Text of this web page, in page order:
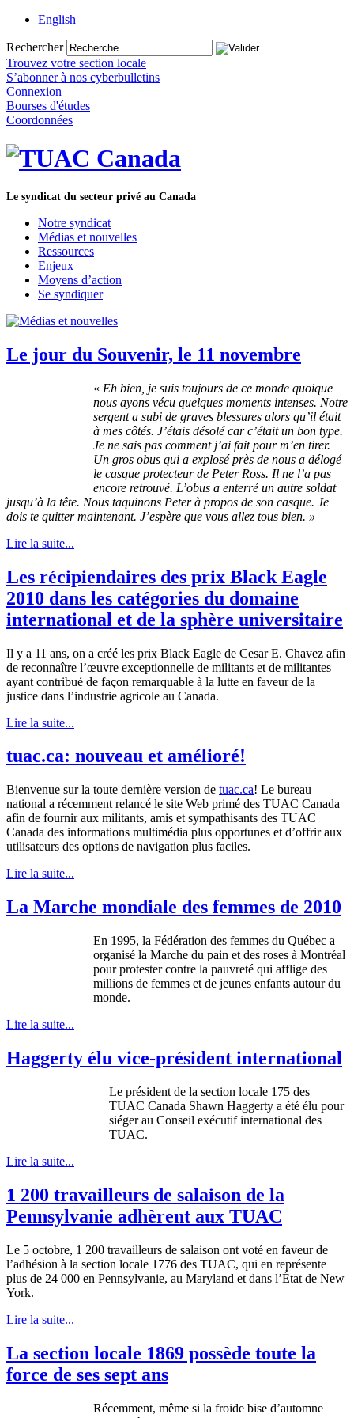
English
Rechercher
Trouvez votre section locale
S’abonner à nos cyberbulletins
Connexion
Bourses d'études
Coordonnées
Le syndicat du secteur privé au Canada
Notre syndicat
Médias et nouvelles
Ressources
Enjeux
Moyens d’action
Se syndiquer
Le jour du Souvenir, le 11 novembre
« Eh bien, je suis toujours de ce monde quoique
nous ayons vécu quelques moments intenses. Notre
sergent a subi de graves blessures alors qu’il était
à mes côtés. J’étais désolé car c’était un bon type.
Je ne sais pas comment j’ai fait pour m’en tirer.
Un gros obus qui a explosé près de nous a délogé
le casque protecteur de Peter Ross. Il ne l’a pas
encore retrouvé. L’obus a enterré un autre soldat
jusqu’à la tête. Nous taquinons Peter à propos de son casque. Je
dois te quitter maintenant. J’espère que vous allez tous bien. »
Lire la suite...
Les récipiendaires des prix Black Eagle
2010 dans les catégories du domaine
international et de la sphère universitaire
Il y a 11 ans, on a créé les prix Black Eagle de Cesar E. Chavez afin
de reconnaître l’œuvre exceptionnelle de militants et de militantes
ayant contribué de façon remarquable à la lutte en faveur de la
justice dans l’industrie agricole au Canada.
Lire la suite...
tuac.ca: nouveau et amélioré!
Bienvenue sur la toute dernière version de tuac.ca! Le bureau
national a récemment relancé le site Web primé des TUAC Canada
afin de fournir aux militants, amis et sympathisants des TUAC
Canada des informations multimédia plus opportunes et d’offrir aux
utilisateurs des options de navigation plus faciles.
Lire la suite...
La Marche mondiale des femmes de 2010
En 1995, la Fédération des femmes du Québec a
organisé la Marche du pain et des roses à Montréal
pour protester contre la pauvreté qui afflige des
millions de femmes et de jeunes enfants autour du
monde.
Lire la suite...
Haggerty élu vice-président international
Le président de la section locale 175 des
TUAC Canada Shawn Haggerty a été élu pour
siéger au Conseil exécutif international des
TUAC.
Lire la suite...
1 200 travailleurs de salaison de la
Pennsylvanie adhèrent aux TUAC
Le 5 octobre, 1 200 travailleurs de salaison ont voté en faveur de
l’adhésion à la section locale 1776 des TUAC, qui en représente
plus de 24 000 en Pennsylvanie, au Maryland et dans l’État de New
York.
Lire la suite...
La section locale 1869 possède toute la
force de ses sept ans
Récemment, même si la froide bise d’automne